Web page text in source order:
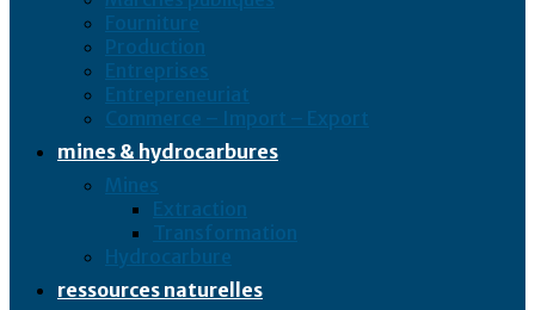
Fourniture
Production
Entreprises
Entrepreneuriat
Commerce – Import – Export
mines & hydrocarbures
Mines
Extraction
Transformation
Hydrocarbure
ressources naturelles